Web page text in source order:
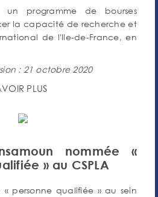
un programme de bourses
la capacité de recherche et
de l'Ile-de-France, en
: 21 octobre 2020
PLUS
nommée «
» au CSPLA
personne qualifiée » au sein